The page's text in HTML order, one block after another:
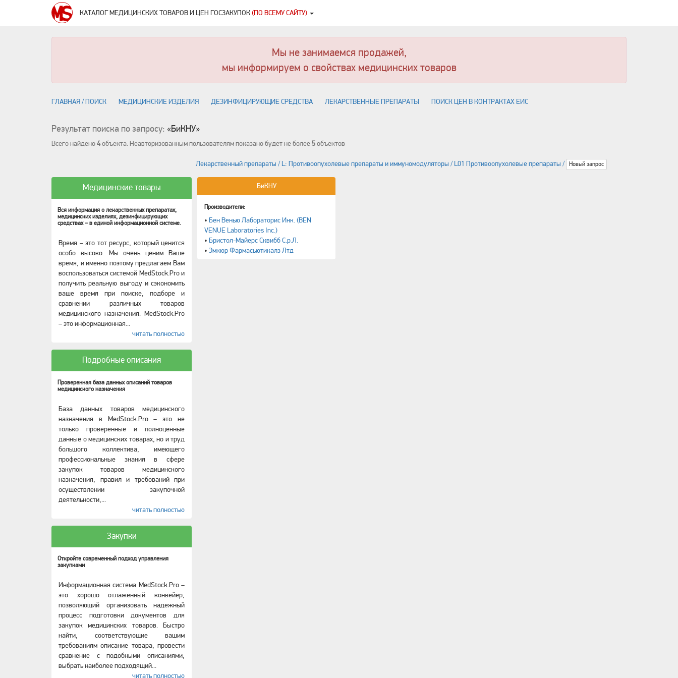
КАТАЛОГ МЕДИЦИНСКИХ ТОВАРОВ И ЦЕН ГОСЗАКУПОК(ПО ВСЕМУ САЙТУ)
Мы не занимаемся продажей,
мы информируем о свойствах медицинских товаров
ГЛАВНАЯ / ПОИСК МЕДИЦИНСКИЕ ИЗДЕЛИЯ ДЕЗИНФИЦИРУЮЩИЕ СРЕДСТВА ЛЕКАРСТВЕННЫЕ ПРЕПАРАТЫ ПОИСК ЦЕН В КОНТРАКТАХ ЕИС
Результат поиска по запросу: «БиКНУ»
Всего найдено4объекта. Неавторизованным пользователям показано будет не более5объектов
Медицинские товары
Вся информация о лекарственных препаратах,
медицинских изделиях, дезинфицирующих
средствах – в единой информационной системе.
Время – это тот ресурс, который ценится
особо высоко. Мы очень ценим Ваше
время, и именно поэтому предлагаем Вам
воспользоваться системой MedStock.Pro и
получить реальную выгоду и сэкономить
ваше время при поиске, подборе и
сравнении различных товаров
медицинского назначения. MedStock.Pro
– это информационная...
читать полностью
Подробные описания
Проверенная база данных описаний товаров
медицинского назначения
База данных товаров медицинского
назначения в MedStock.Pro – это не
только проверенные и полноценные
данные о медицинских товарах, но и труд
большого коллектива, имеющего
профессиональные знания в сфере
закупок товаров медицинского
назначения, правил и требований при
осуществлении закупочной
деятельности,...
читать полностью
Закупки
Откройте современный подход управления
закупками
Информационная система MedStock.Pro –
это хорошо отлаженный конвейер,
позволяющий организовать надежный
процесс подготовки документов для
закупок медицинских товаров. Быстро
найти, соответствующие вашим
требованиям описание товара, провести
сравнение с подобными описаниями,
выбрать наиболее подходящий...
читать полностью
Лекарственный препараты / L: Противоопухолевые препараты и иммуномодуляторы / L01 Противоопухолевые препараты / Новый запрос
БиКНУ
Производители:
•Бен Венью Лабораторис Инк. (BEN
VENUE Laboratories Inc.)
•Бристол-Майерс Сквибб С.р.Л.
•Эмкюр Фармасьютикалз Лтд